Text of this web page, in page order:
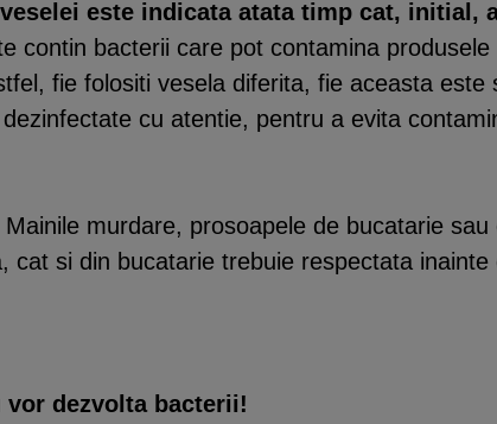
este indicata atata timp cat, initial,
contin bacterii care pot contamina
fie folositi vesela diferita, fie aceasta este
cu atentie, pentru a evita
Mainile murdare, prosoapele de bucatarie
cat si din bucatarie trebuie respectata
dezvolta bacterii!